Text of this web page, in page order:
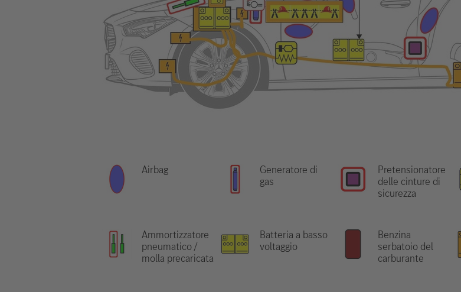
Airbag
Generatore di
gas
Pretensionatore
delle cinture di
sicurezza
Ammortizzatore
pneumatico /
molla precaricata
Batteria a basso
voltaggio
Benzina
serbatoio del
carburante